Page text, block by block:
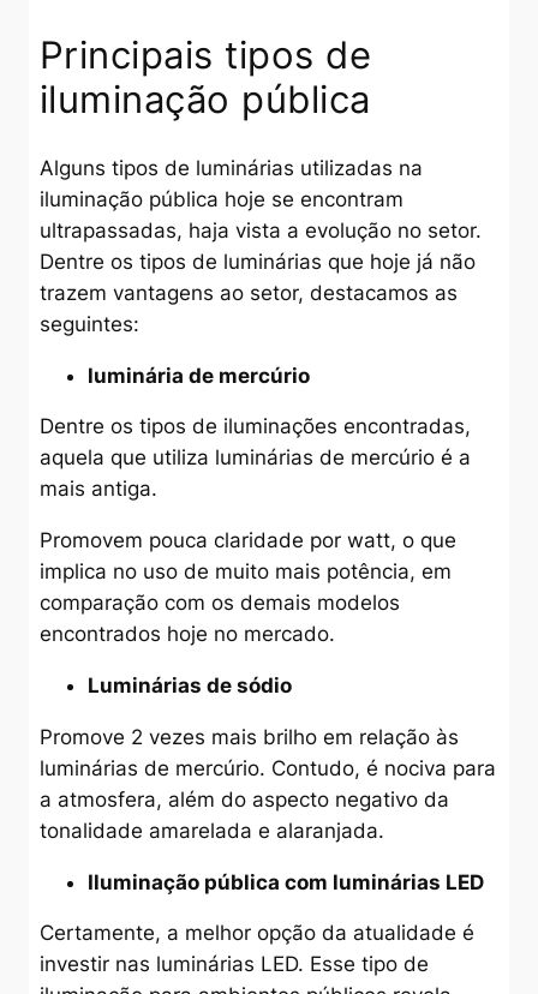
Principais tipos de
iluminação pública
Alguns tipos de luminárias utilizadas na
iluminação pública hoje se encontram
ultrapassadas, haja vista a evolução no setor.
Dentre os tipos de luminárias que hoje já não
trazem vantagens ao setor, destacamos as
seguintes:
luminária de mercúrio
Dentre os tipos de iluminações encontradas,
aquela que utiliza luminárias de mercúrio é a
mais antiga.
Promovem pouca claridade por watt, o que
implica no uso de muito mais potência, em
comparação com os demais modelos
encontrados hoje no mercado.
Luminárias de sódio
Promove 2 vezes mais brilho em relação às
luminárias de mercúrio. Contudo, é nociva para
a atmosfera, além do aspecto negativo da
tonalidade amarelada e alaranjada.
Iluminação pública com luminárias LED
Certamente, a melhor opção da atualidade é
investir nas luminárias LED. Esse tipo de